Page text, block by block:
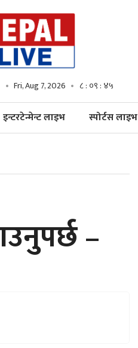
Fri, Aug 7, 2026 ८ : ०९ : ४६
इन्टरटेन्मेन्ट लाइभ स्पोर्टस लाइभ
–